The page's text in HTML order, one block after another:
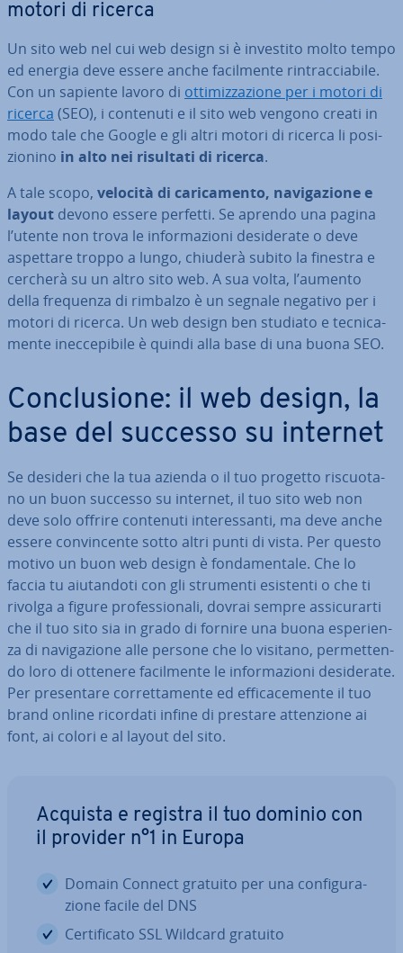
motori di ricerca
Un sito web nel cui web design si è investito molto tempo
ed energia deve essere anche fa­cil­men­te rin­trac­cia­bi­le.
Con un sapiente lavoro di ot­ti­miz­za­zio­ne per i motori di
ricerca (SEO), i contenuti e il sito web vengono creati in
modo tale che Google e gli altri motori di ricerca li po­si­
zio­ni­no in alto nei risultati di ricerca.
A tale scopo, velocità di ca­ri­ca­men­to, na­vi­ga­zio­ne e
layout devono essere perfetti. Se aprendo una pagina
l’utente non trova le in­for­ma­zio­ni de­si­de­ra­te o deve
aspettare troppo a lungo, chiuderà subito la finestra e
cercherà su un altro sito web. A sua volta, l’aumento
della frequenza di rimbalzo è un segnale negativo per i
motori di ricerca. Un web design ben studiato e tec­ni­ca­
men­te inec­ce­pi­bi­le è quindi alla base di una buona SEO.
Con­clu­sio­ne: il web design, la
base del successo su internet
Se desideri che la tua azienda o il tuo progetto ri­scuo­ta­
no un buon successo su internet, il tuo sito web non
deve solo offrire contenuti in­te­res­san­ti, ma deve anche
essere con­vin­cen­te sotto altri punti di vista. Per questo
motivo un buon web design è fon­da­men­ta­le. Che lo
faccia tu aiu­tan­do­ti con gli strumenti esistenti o che ti
rivolga a figure pro­fes­sio­na­li, dovrai sempre as­si­cu­rar­ti
che il tuo sito sia in grado di fornire una buona espe­rien­
za di na­vi­ga­zio­ne alle persone che lo visitano, per­met­ten­
do loro di ottenere fa­cil­men­te le in­for­ma­zio­ni de­si­de­ra­te.
Per pre­sen­ta­re cor­ret­ta­men­te ed ef­fi­ca­ce­men­te il tuo
brand online ricordati infine di prestare at­ten­zio­ne ai
font, ai colori e al layout del sito.
Acquista e registra il tuo dominio con
il provider n°1 in Europa
Domain Connect gratuito per una con­fi­gu­ra­
zio­ne facile del DNS
Cer­ti­fi­ca­to SSL Wildcard gratuito